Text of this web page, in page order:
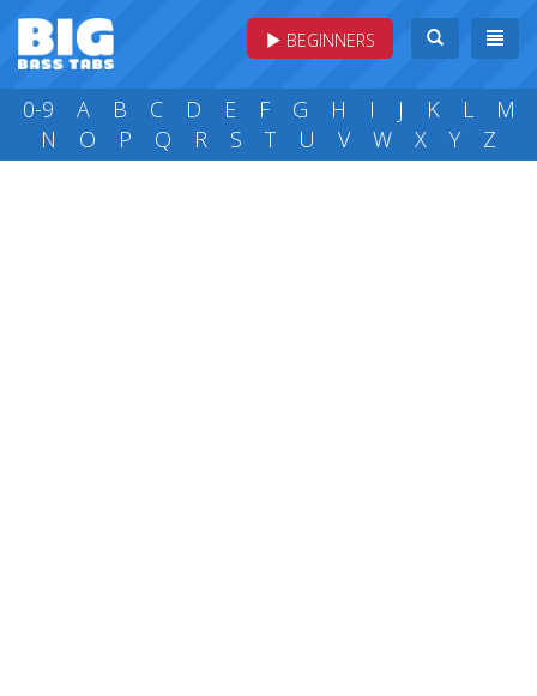
BEGINNERS
0-9 A B C D E F G H I J K L
M
N
O P Q R S T U V W X Y Z